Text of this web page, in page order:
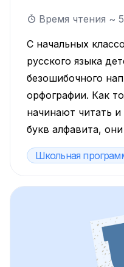
Время чтения ~5
С начальных
русского языка
безошибочного
орфографии. Как
начинают читать
букв алфавита,
правилами
узнаем, как
Школьная